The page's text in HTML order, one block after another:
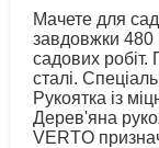
Мачете для
завдовжки 480
садових робіт.
сталі.
Рукоятка із
Дерев'яна
VERTO